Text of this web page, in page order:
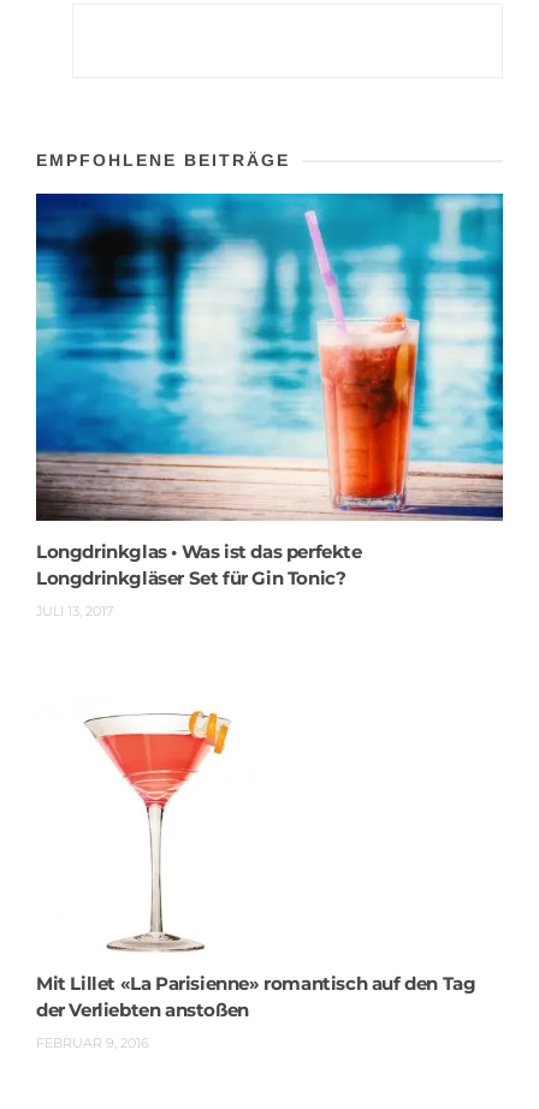
EMPFOHLENE BEITRÄGE
Longdrinkglas • Was ist das perfekte
Longdrinkgläser Set für Gin Tonic?
JULI 13, 2017
Mit Lillet «La Parisienne» romantisch auf den Tag
der Verliebten anstoßen
FEBRUAR 9, 2016